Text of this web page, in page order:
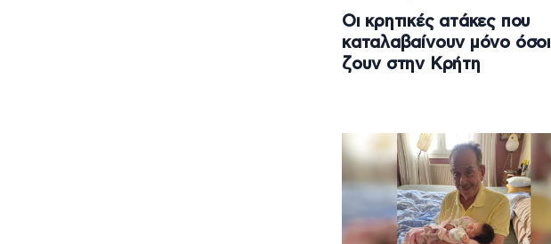
Οι κρητικές ατάκες που
καταλαβαίνουν μόνο όσοι
ζουν στην Κρήτη